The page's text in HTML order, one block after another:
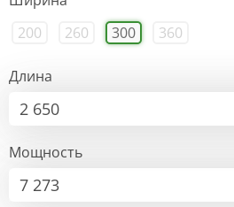
200
260 300 360
Длина
2 650
Мощность
7 273